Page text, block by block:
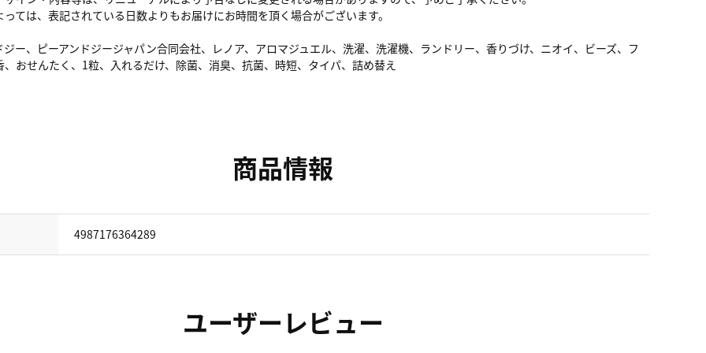
ては、表記されている日数よりもお届けにお時間を頂く場合がございます。
ジー、ピーアンドジージャパン合同会社、レノア、アロマジュエル、洗濯、洗濯機、ランドリー、香りづけ、ニオイ、ビーズ、フ
おせんたく、1粒、入れるだけ、除菌、消臭、抗菌、時短、タイパ、詰め替え
商品情報
4987176364289
ユーザーレビュー